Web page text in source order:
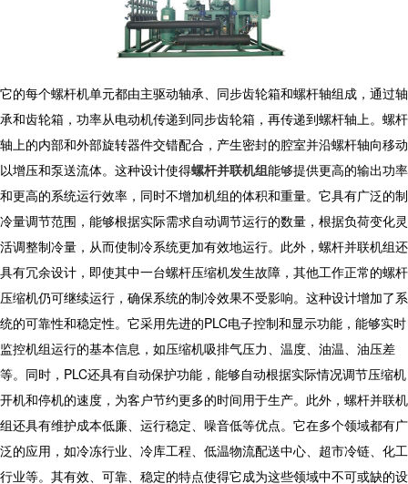
它的每个螺杆机单元都由主驱动轴承、同步齿轮箱和螺杆轴组成，通过轴
承和齿轮箱，功率从电动机传递到同步齿轮箱，再传递到螺杆轴上。螺杆
轴上的内部和外部旋转器件交错配合，产生密封的腔室并沿螺杆轴向移动
以增压和泵送流体。这种设计使得螺杆并联机组能够提供更高的输出功率
和更高的系统运行效率，同时不增加机组的体积和重量。它具有广泛的制
冷量调节范围，能够根据实际需求自动调节运行的数量，根据负荷变化灵
活调整制冷量，从而使制冷系统更加有效地运行。此外，螺杆并联机组还
具有冗余设计，即使其中一台螺杆压缩机发生故障，其他工作正常的螺杆
压缩机仍可继续运行，确保系统的制冷效果不受影响。这种设计增加了系
统的可靠性和稳定性。它采用先进的PLC电子控制和显示功能，能够实时
监控机组运行的基本信息，如压缩机吸排气压力、温度、油温、油压差
等。同时，PLC还具有自动保护功能，能够自动根据实际情况调节压缩机
开机和停机的速度，为客户节约更多的时间用于生产。此外，螺杆并联机
组还具有维护成本低廉、运行稳定、噪音低等优点。它在多个领域都有广
泛的应用，如冷冻行业、冷库工程、低温物流配送中心、超市冷链、化工
行业等。其有效、可靠、稳定的特点使得它成为这些领域中不可或缺的设